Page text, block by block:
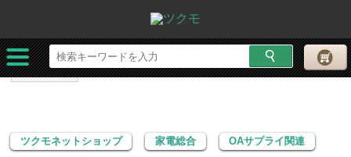
ツクモネットショップ 家電総合
OAサプライ関連
ディスク類
ツクモネットショップ 家電総合 OAサプライ関連